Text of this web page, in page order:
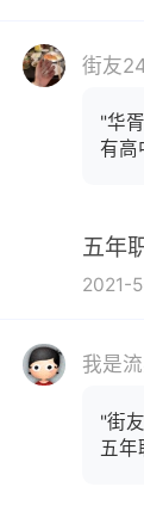
街友
"华
有高
五年
2021-
我是
"街
五年